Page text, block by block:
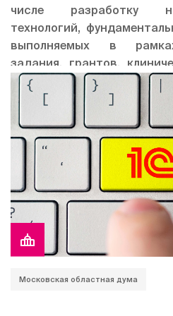
числе разработку
технологий,
выполняемых в
задания, грантов,
пр.
Московская областная дума